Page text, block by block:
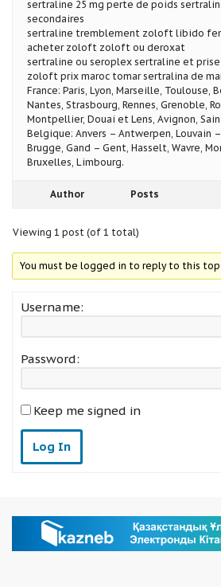
sertraline 25 mg perte de poids
secondaires
sertraline tremblement zoloft libido
acheter zoloft zoloft ou deroxat
sertraline ou seroplex sertraline et
zoloft prix maroc tomar sertralina de
France: Paris, Lyon, Marseille, Toulouse,
Nantes, Strasbourg, Rennes, Grenoble,
Montpellier, Douai et Lens, Avignon,
Belgique: Anvers – Antwerpen, Louvain
Brugge, Gand – Gent, Hasselt, Wavre,
Bruxelles, Limbourg.
Author Posts
Viewing 1 post (of 1 total)
You must be logged in to reply to this
Username:
Password:
Keep me signed in
Log In